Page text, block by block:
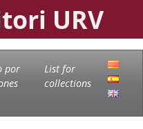
URV
por
List for
collections